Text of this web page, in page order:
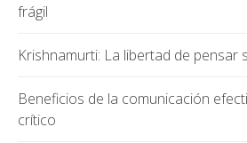
frágil
Krishnamurti: La libertad de pensar
Beneficios de la comunicación
crítico